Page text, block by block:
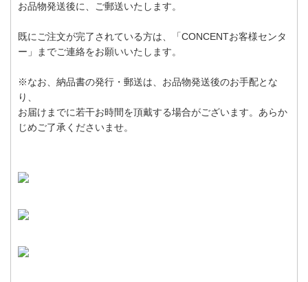
お品物発送後に、ご郵送いたします。
既にご注文が完了されている方は、「CONCENTお客様センタ
ー」までご連絡をお願いいたします。
※なお、納品書の発行・郵送は、お品物発送後のお手配とな
り、
お届けまでに若干お時間を頂戴する場合がございます。あらか
じめご了承くださいませ。